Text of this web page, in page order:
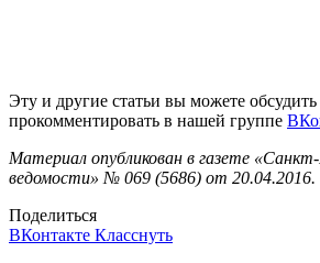
Эту и другие статьи вы можете обсудить
прокомментировать в нашей группе
Материал опубликован в газете
ведомости» № 069 (5686) от 20.04.2016.
Поделиться
ВКонтакте Класснуть